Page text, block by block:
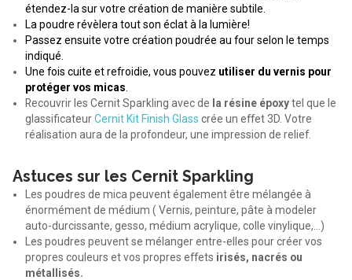
étendez-la sur votre création de manière subtile.
La poudre révèlera tout son éclat à la lumière!
Passez ensuite votre création poudrée au four selon le temps
indiqué.
Une fois cuite et refroidie, vous pouvez utiliser du vernis pour
protéger vos micas
Recouvrir les Cernit Sparkling avec de la résine époxytel que le
glassificateurCernit Kit Finish Glass crée un effet 3D. Votre
réalisation aura de la profondeur, une impression de relief.
Astuces sur les Cernit Sparkling
Les poudres de mica peuvent également être mélangée à
énormément de médium ( Vernis, peinture, pâte à modeler
auto-durcissante, gesso, médium acrylique, colle vinylique,...)
Les poudres peuvent se mélanger entre-elles pour créer vos
propres couleurs et vos propres effets irisés, nacrés ou
métallisés.